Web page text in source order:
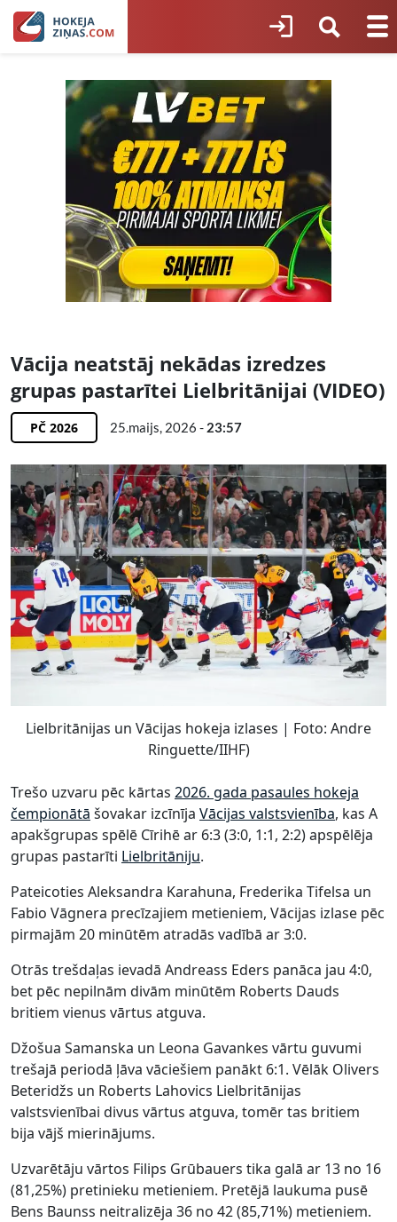
Vācija neatstāj nekādas izredzes
grupas pastarītei Lielbritānijai (VIDEO)
PČ 2026 25.maijs, 2026 - 23:57
Lielbritānijas un Vācijas hokeja izlases | Foto: Andre
Ringuette/IIHF)
Trešo uzvaru pēc kārtas 2026. gada pasaules hokeja
čempionātā šovakar izcīnīja Vācijas valstsvienība, kas A
apakšgrupas spēlē Cīrihē ar 6:3 (3:0, 1:1, 2:2) apspēlēja
grupas pastarīti Lielbritāniju.
Pateicoties Aleksandra Karahuna, Frederika Tifelsa un
Fabio Vāgnera precīzajiem metieniem, Vācijas izlase pēc
pirmajām 20 minūtēm atradās vadībā ar 3:0.
Otrās trešdaļas ievadā Andreass Eders panāca jau 4:0,
bet pēc nepilnām divām minūtēm Roberts Dauds
britiem vienus vārtus atguva.
Džošua Samanska un Leona Gavankes vārtu guvumi
trešajā periodā ļāva vāciešiem panākt 6:1. Vēlāk Olivers
Beteridžs un Roberts Lahovics Lielbritānijas
valstsvienībai divus vārtus atguva, tomēr tas britiem
bija vājš mierinājums.
Uzvarētāju vārtos Filips Grūbauers tika galā ar 13 no 16
(81,25%) pretinieku metieniem. Pretējā laukuma pusē
Bens Baunss neitralizēja 36 no 42 (85,71%) metieniem.